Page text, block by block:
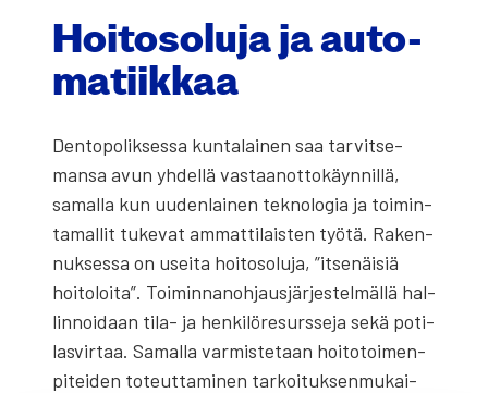
Hoi­to­so­lu­ja ja auto­
ma­tiik­kaa
Den­to­po­lik­ses­sa kun­ta­lai­nen saa tar­vit­se­
man­sa avun yhdel­lä vas­taan­ot­to­käyn­nil­lä,
samal­la kun uuden­lai­nen tek­no­lo­gia ja toi­min­
ta­mal­lit tuke­vat ammat­ti­lais­ten työ­tä. Raken­
nuk­ses­sa on usei­ta hoi­to­so­lu­ja, ”itse­näi­siä
hoi­to­loi­ta”. Toi­min­na­noh­jaus­jär­jes­tel­mäl­lä hal­
lin­noi­daan tila- ja hen­ki­lö­re­surs­se­ja sekä poti­
las­vir­taa. Samal­la var­mis­te­taan hoi­to­toi­men­
pi­tei­den toteut­ta­mi­nen tar­koi­tuk­sen­mu­kai­